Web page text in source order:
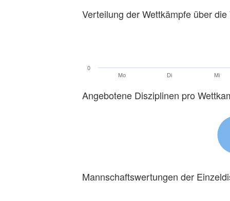
Verteilung der Wettkämpfe über die
Mo Di Mi
0
Angebotene Disziplinen pro
Mannschaftswertungen der